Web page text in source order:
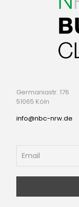
Germaniastr. 176
51065 Köln
info@nbc-nrw.de